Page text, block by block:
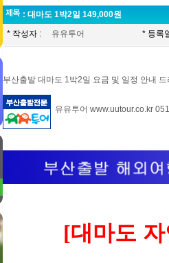
: 대마도 1박2일 149,000원
* 작성자 :
유유투어 * 등록
부산출발 대마도 1박2일 요금 및 일정 안내 드
유유투어 www.uutour.co.kr
[대마도